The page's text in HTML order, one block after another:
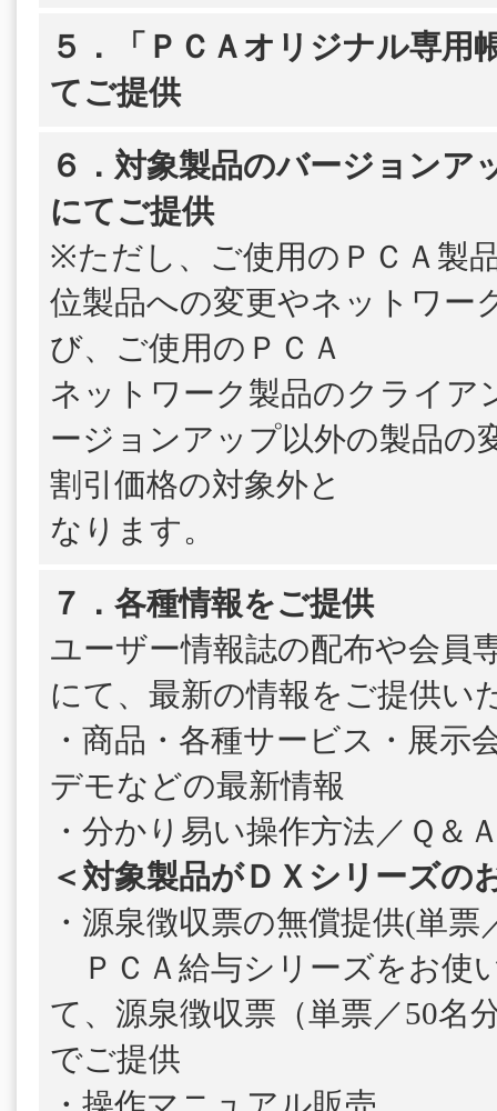
５．「ＰＣＡオリジナル専用
てご提供
６．対象製品のバージョンア
にてご提供
※ただし、ご使用のＰＣＡ製
位製品への変更やネットワー
び、ご使用のＰＣＡ
ネットワーク製品のクライア
ージョンアップ以外の製品の
割引価格の対象外と
なります。
７．各種情報をご提供
ユーザー情報誌の配布や会員
にて、最新の情報をご提供い
・商品・各種サービス・展示
デモなどの最新情報
・分かり易い操作方法／Ｑ＆
＜対象製品がＤＸシリーズの
・源泉徴収票の無償提供(単票
ＰＣＡ給与シリーズをお使
て、源泉徴収票（単票／50名
でご提供